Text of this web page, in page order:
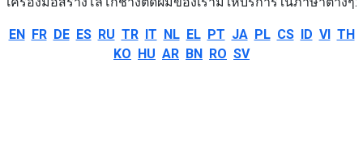
EN FR DE ES RU TR IT NL EL PT JA PL CS ID VI TH
KO HU AR BN RO SV